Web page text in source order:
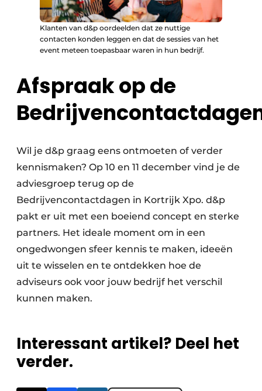
Klanten van d&p oordeelden dat ze nuttige
contacten konden leggen en dat de sessies van het
event meteen toepasbaar waren in hun bedrijf.
Afspraak op de
Wil je d&p graag eens ontmoeten of verder
kennismaken? Op 10 en 11 december vind je de
adviesgroep terug op de
Bedrijvencontactdagen in Kortrijk Xpo. d&p
pakt er uit met een boeiend concept en sterke
partners. Het ideale moment om in een
ongedwongen sfeer kennis te maken, ideeën
uit te wisselen en te ontdekken hoe de
adviseurs ook voor jouw bedrijf het verschil
kunnen maken.
Interessant artikel? Deel het
verder.